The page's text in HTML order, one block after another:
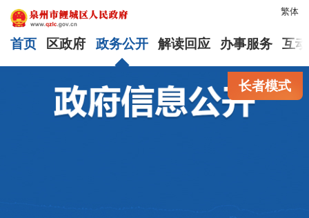
繁体
首页 区政府 政务公开 解读回应 办事服务 互
长者模式